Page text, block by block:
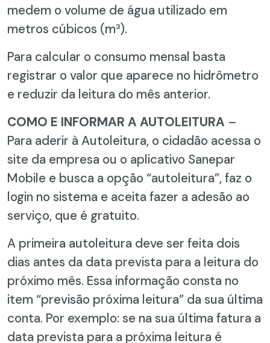
medem o volume de água utilizado em
metros cúbicos (m³).
Para calcular o consumo mensal basta
registrar o valor que aparece no hidrômetro
e reduzir da leitura do mês anterior.
COMO E INFORMAR A AUTOLEITURA –
Para aderir à Autoleitura, o cidadão acessa o
site da empresa ou o aplicativo Sanepar
Mobile e busca a opção “autoleitura”, faz o
login no sistema e aceita fazer a adesão ao
serviço, que é gratuito.
A primeira autoleitura deve ser feita dois
dias antes da data prevista para a leitura do
próximo mês. Essa informação consta no
item “previsão próxima leitura” da sua última
conta. Por exemplo: se na sua última fatura a
data prevista para a próxima leitura é